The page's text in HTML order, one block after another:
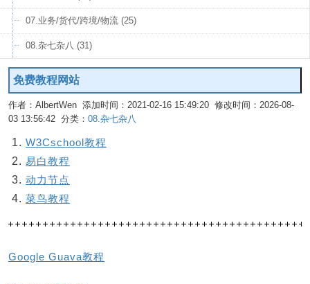
07.业务/货代/跨境/物流 (25)
08.杂七杂八 (31)
免费教程网站
作者：AlbertWen 添加时间：2021-02-16 15:49:20 修改时间：2026-08-
03 13:56:42 分类： 08.杂七杂八
W3Cschool教程
易白教程
动力节点
菜鸟教程
Google Guava教程